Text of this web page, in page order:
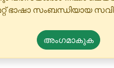
ഭാഷാ സംബന്ധിയായ
അംഗമാകുക